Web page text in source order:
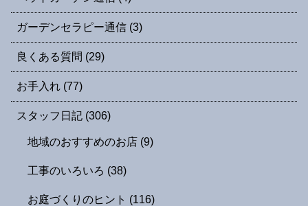
ガーデンセラピー通信 (3)
良くある質問 (29)
お手入れ (77)
スタッフ日記 (306)
地域のおすすめのお店 (9)
工事のいろいろ (38)
お庭づくりのヒント (116)